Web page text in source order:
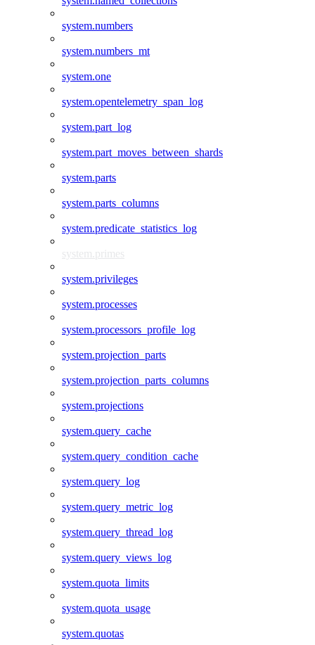
system.numbers
system.numbers_mt
system.one
system.opentelemetry_span_log
system.part_log
system.part_moves_between_shards
system.parts
system.parts_columns
system.predicate_statistics_log
system.primes
system.privileges
system.processes
system.processors_profile_log
system.projection_parts
system.projection_parts_columns
system.projections
system.query_cache
system.query_condition_cache
system.query_log
system.query_metric_log
system.query_thread_log
system.query_views_log
system.quota_limits
system.quota_usage
system.quotas